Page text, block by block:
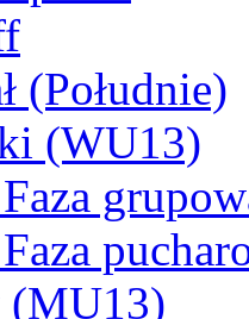
(Południe)
(WU13)
(MU13)